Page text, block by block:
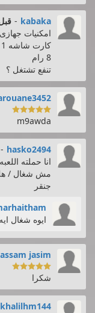
kabaka
- قبل 1 سنة و 8
امكنيات جهازى
كارت شاشه ati 1 جيجا
8 رام
تنفع تشتغل ؟

m9awda
hasko2494
-
انا حملته
مش شغال / هل
جنقر
ايوه شغال
jasim

شكرا
khalilhm144